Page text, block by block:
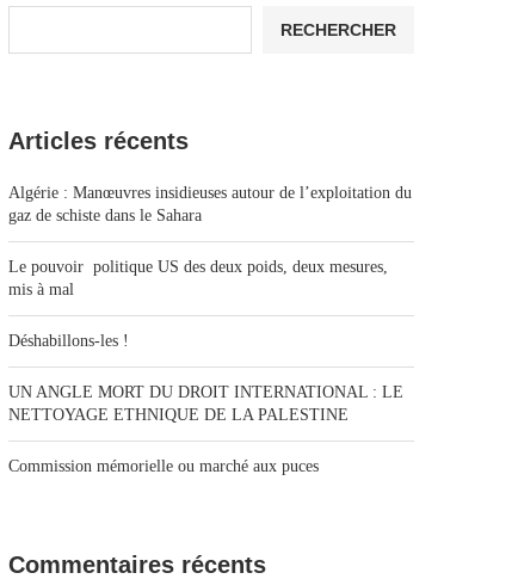
RECHERCHER
Articles récents
Algérie : Manœuvres insidieuses autour de l’exploitation du
gaz de schiste dans le Sahara
Le pouvoir politique US des deux poids, deux mesures,
mis à mal
Déshabillons-les !
UN ANGLE MORT DU DROIT INTERNATIONAL : LE
NETTOYAGE ETHNIQUE DE LA PALESTINE
Commission mémorielle ou marché aux puces
Commentaires récents